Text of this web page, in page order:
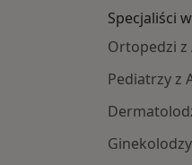
Specjaliści
Ortopedzi z
Pediatrzy z